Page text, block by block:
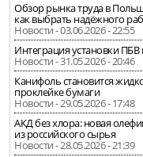
Обзор рынка труда в
как выбрать надёжного
Новости - 03.06.2026 - 22:55
Интеграция установки
Новости - 31.05.2026 - 20:46
Канифоль становится
проклейке бумаги
Новости - 29.05.2026 - 17:48
АКД без хлора: новая
из российского сырья
Новости - 28.05.2026 - 21:39